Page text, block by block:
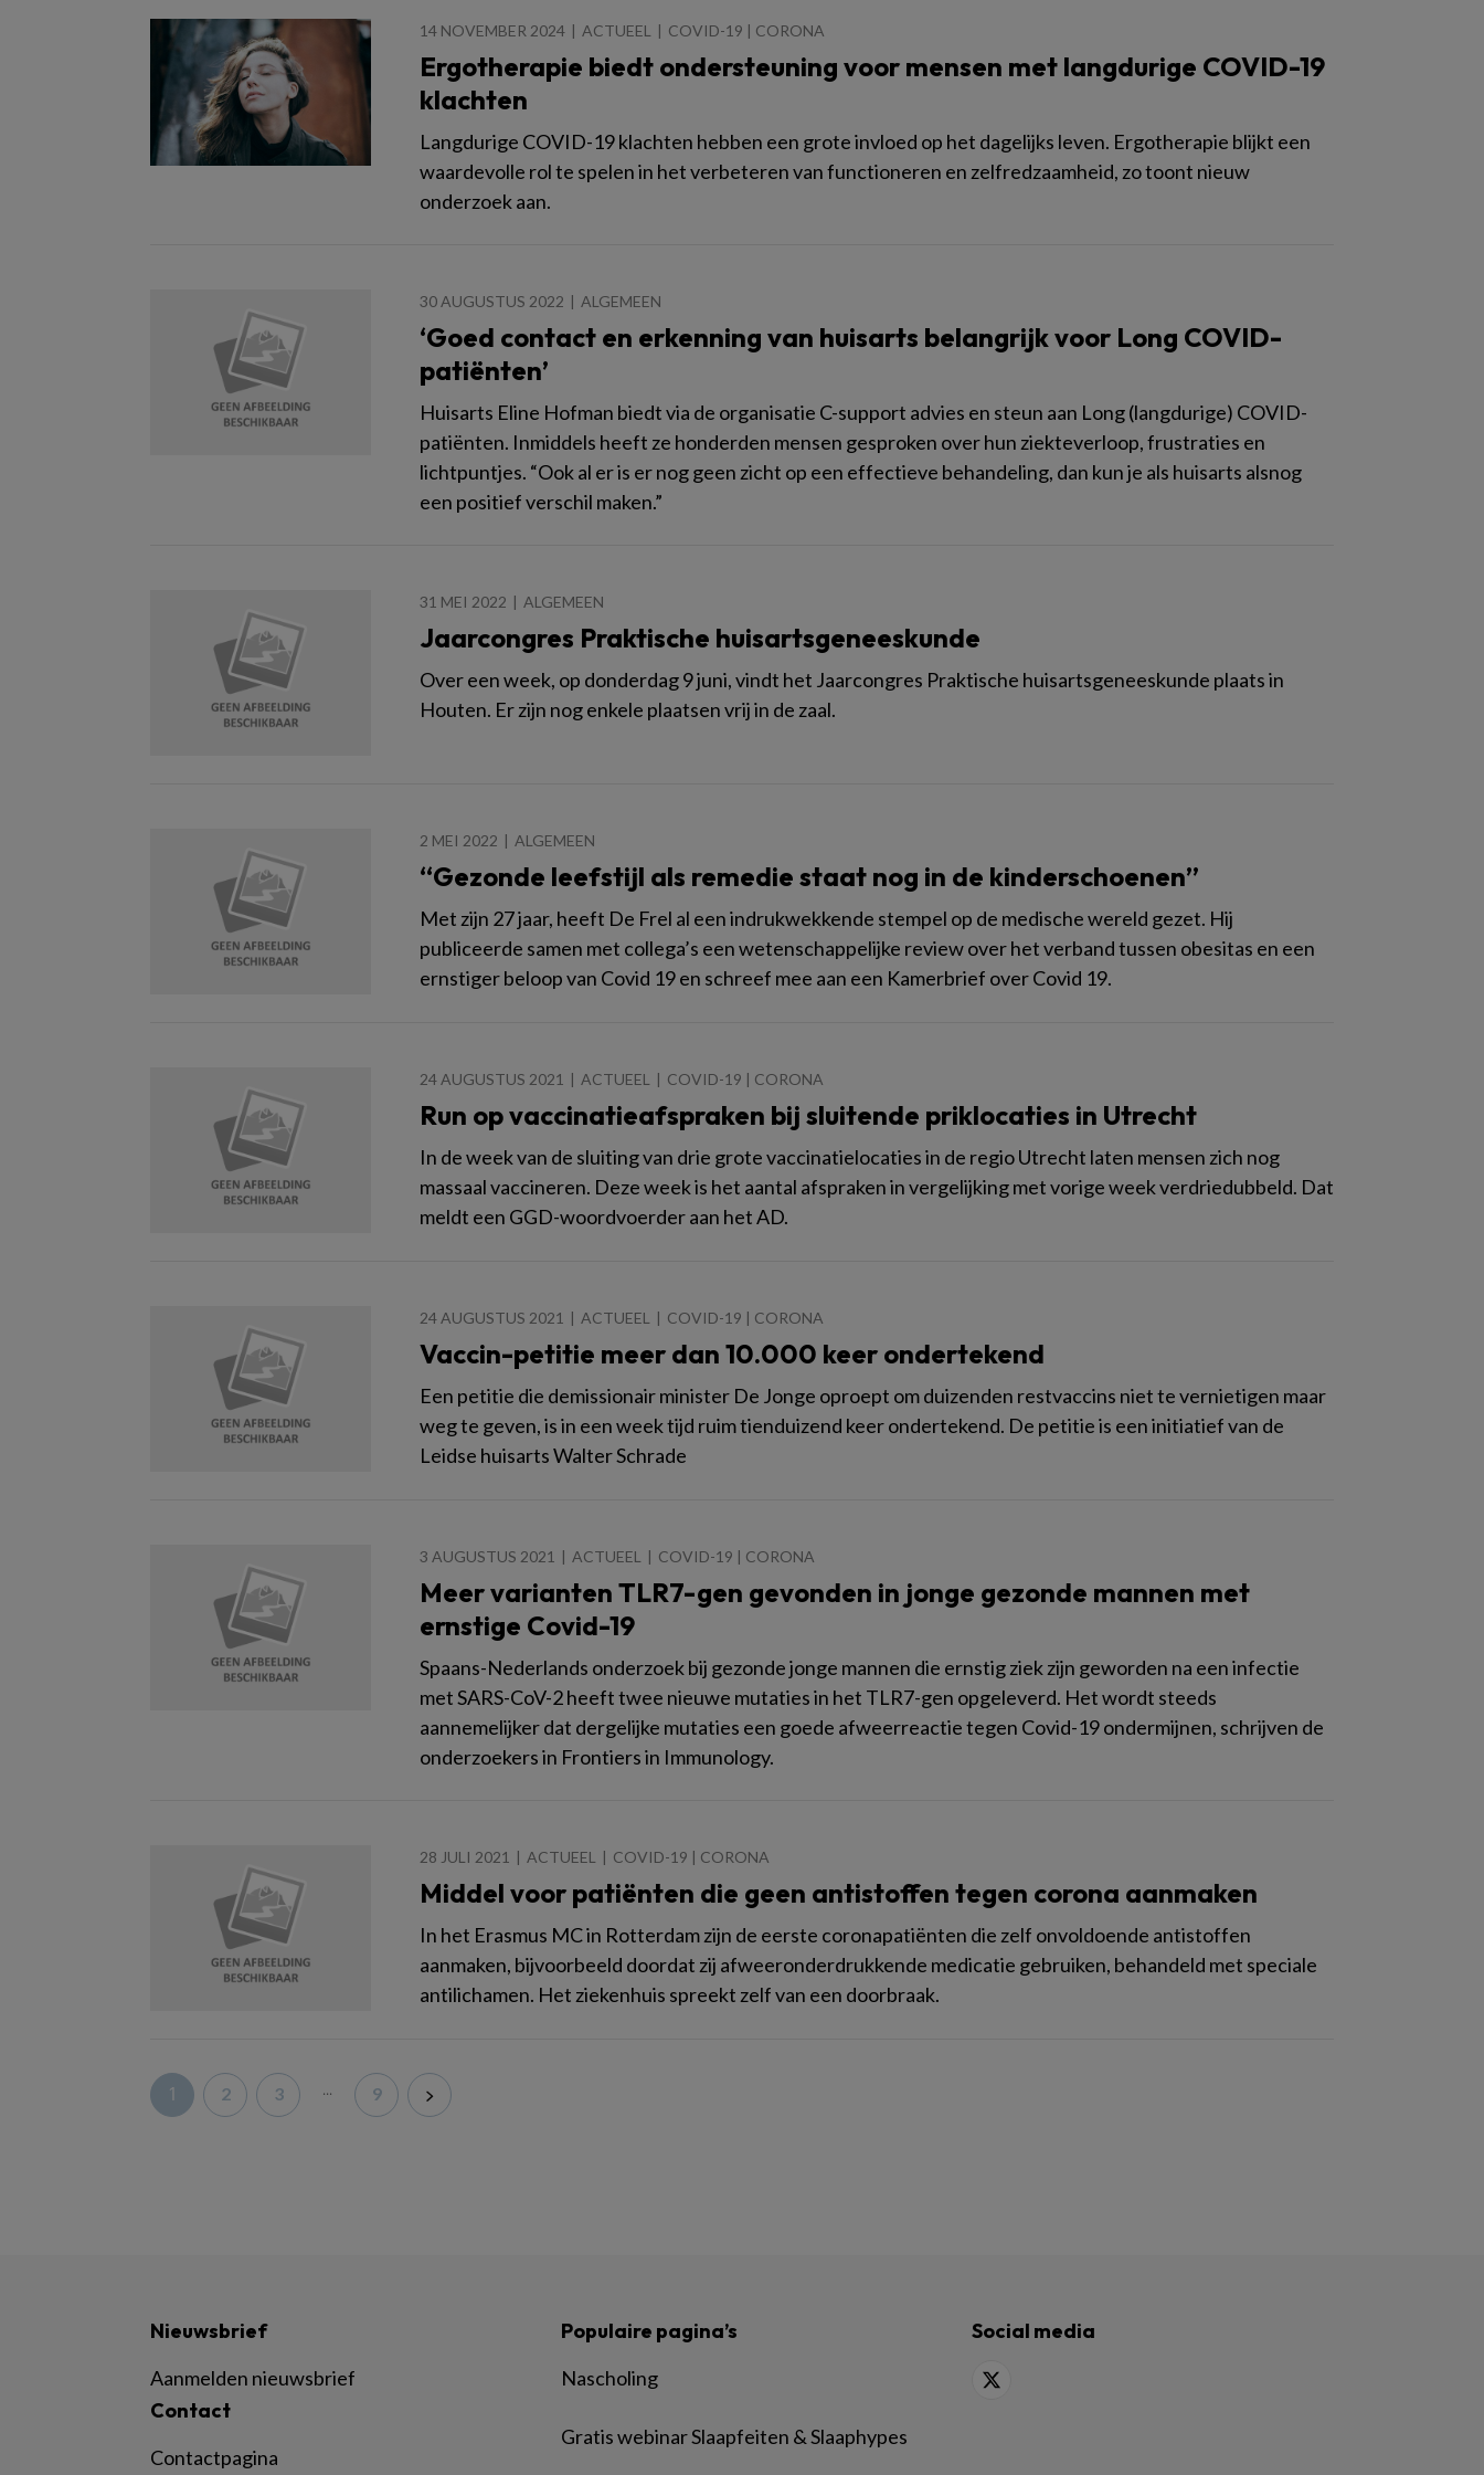
14 NOVEMBER 2024 ACTUEEL COVID-19 | CORONA
Ergotherapie biedt ondersteuning voor mensen met langdurige COVID-19
klachten
Langdurige COVID-19 klachten hebben een grote invloed op het dagelijks leven. Ergotherapie blijkt een
waardevolle rol te spelen in het verbeteren van functioneren en zelfredzaamheid, zo toont nieuw
onderzoek aan.
30 AUGUSTUS 2022 ALGEMEEN
‘Goed contact en erkenning van huisarts belangrijk voor Long COVID-
patiënten’
Huisarts Eline Hofman biedt via de organisatie C-support advies en steun aan Long (langdurige) COVID-
patiënten. Inmiddels heeft ze honderden mensen gesproken over hun ziekteverloop, frustraties en
lichtpuntjes. “Ook al er is er nog geen zicht op een effectieve behandeling, dan kun je als huisarts alsnog
een positief verschil maken.”
31 MEI 2022 ALGEMEEN
Jaarcongres Praktische huisartsgeneeskunde
Over een week, op donderdag 9 juni, vindt het Jaarcongres Praktische huisartsgeneeskunde plaats in
Houten. Er zijn nog enkele plaatsen vrij in de zaal.
2 MEI 2022 ALGEMEEN
“Gezonde leefstijl als remedie staat nog in de kinderschoenen”
Met zijn 27 jaar, heeft De Frel al een indrukwekkende stempel op de medische wereld gezet. Hij
publiceerde samen met collega’s een wetenschappelijke review over het verband tussen obesitas en een
ernstiger beloop van Covid 19 en schreef mee aan een Kamerbrief over Covid 19.
24 AUGUSTUS 2021 ACTUEEL COVID-19 | CORONA
Run op vaccinatieafspraken bij sluitende priklocaties in Utrecht
In de week van de sluiting van drie grote vaccinatielocaties in de regio Utrecht laten mensen zich nog
massaal vaccineren. Deze week is het aantal afspraken in vergelijking met vorige week verdriedubbeld. Dat
meldt een GGD-woordvoerder aan het AD.
24 AUGUSTUS 2021 ACTUEEL COVID-19 | CORONA
Vaccin-petitie meer dan 10.000 keer ondertekend
Een petitie die demissionair minister De Jonge oproept om duizenden restvaccins niet te vernietigen maar
weg te geven, is in een week tijd ruim tienduizend keer ondertekend. De petitie is een initiatief van de
Leidse huisarts Walter Schrade
3 AUGUSTUS 2021 ACTUEEL COVID-19 | CORONA
Meer varianten TLR7-gen gevonden in jonge gezonde mannen met
ernstige Covid-19
Spaans-Nederlands onderzoek bij gezonde jonge mannen die ernstig ziek zijn geworden na een infectie
met SARS-CoV-2 heeft twee nieuwe mutaties in het TLR7-gen opgeleverd. Het wordt steeds
aannemelijker dat dergelijke mutaties een goede afweerreactie tegen Covid-19 ondermijnen, schrijven de
onderzoekers in Frontiers in Immunology.
28 JULI 2021 ACTUEEL COVID-19 | CORONA
Middel voor patiënten die geen antistoffen tegen corona aanmaken
In het Erasmus MC in Rotterdam zijn de eerste coronapatiënten die zelf onvoldoende antistoffen
aanmaken, bijvoorbeeld doordat zij afweeronderdrukkende medicatie gebruiken, behandeld met speciale
antilichamen. Het ziekenhuis spreekt zelf van een doorbraak.
1 2 3 ... 9
Nieuwsbrief
Aanmelden nieuwsbrief
Contact
Contactpagina
Populaire pagina’s
Nascholing
Gratis webinar Slaapfeiten & Slaaphypes
Social media